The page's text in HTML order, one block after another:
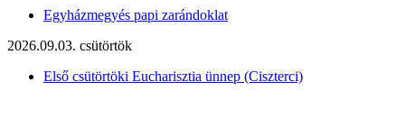
Egyházmegyés papi zarándoklat
2026.09.03. csütörtök
Első csütörtöki Eucharisztia ünnep (Ciszterci)